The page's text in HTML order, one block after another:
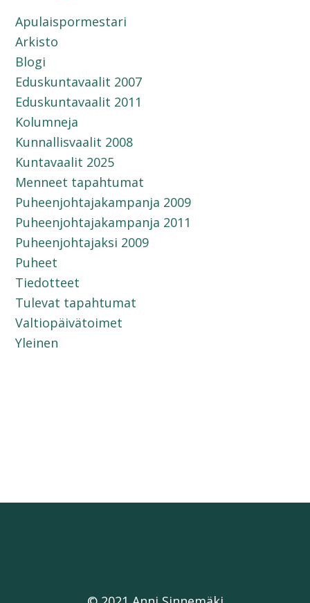
Apulaispormestari
Arkisto
Blogi
Eduskuntavaalit 2007
Eduskuntavaalit 2011
Kolumneja
Kunnallisvaalit 2008
Kuntavaalit 2025
Menneet tapahtumat
Puheenjohtajakampanja 2009
Puheenjohtajakampanja 2011
Puheenjohtajaksi 2009
Puheet
Tiedotteet
Tulevat tapahtumat
Valtiopäivätoimet
Yleinen